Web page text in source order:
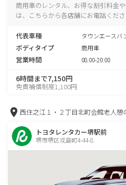
商用車のレンタル、お得な割引料金
は、こちらから各店舗にお電話くださ
代表車種 タウンエースバ
ボディタイプ 商用車
営業時間 08:00-20:00
6時間まで7,150円
免責補償制度1,100円
西住之江１・２丁目北町会館老人憩
トヨタレンタカー堺駅前
堺市堺区戎島町4-44-8